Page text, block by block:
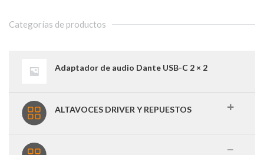
Categorías de productos
Adaptador de audio Dante USB-C 2 × 2
ALTAVOCES DRIVER Y REPUESTOS